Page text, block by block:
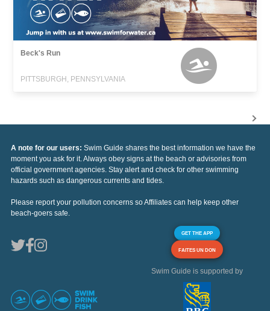
Beck's Run
PITTSBURGH, PENNSYLVANIA
A note for our users: Swim Guide shares the best information we have the
moment you ask for it. Always obey signs at the beach or advisories from
official government agencies. Stay alert and check for other swimming
hazards such as dangerous currents and tides.
Please report your pollution concerns so Affiliates can help keep other
beach-goers safe.
GET THE APP
FAITES UN DON
Swim Guide is supported by